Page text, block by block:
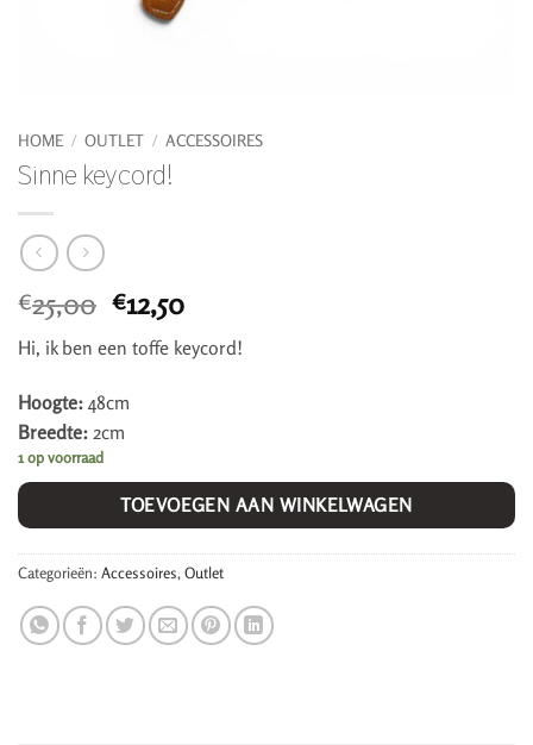
HOME / OUTLET / ACCESSOIRES
Sinne keycord!
€25,00 Oorspronkelijke
prijs
was:
€12,50Huidige
prijs
is:
Hi, ik ben een toffe keycord!
Hoogte: 48cm
Breedte: 2cm
1 op voorraad
TOEVOEGEN AAN WINKELWAGEN
Categorieën: Accessoires, Outlet